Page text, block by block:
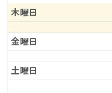
木曜日
金曜日
土曜日